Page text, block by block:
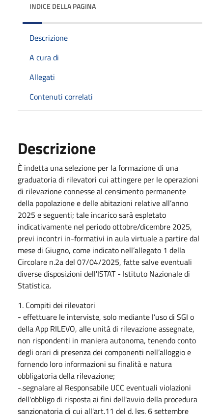
INDICE DELLA PAGINA
Descrizione
A cura di
Allegati
Contenuti correlati
Descrizione
È indetta una selezione per la formazione di una
graduatoria di rilevatori cui attingere per le operazioni
di rilevazione connesse al censimento permanente
della popolazione e delle abitazioni relative all’anno
2025 e seguenti; tale incarico sarà espletato
indicativamente nel periodo ottobre/dicembre 2025,
previ incontri in-formativi in aula virtuale a partire dal
mese di Giugno, come indicato nell’allegato 1 della
Circolare n.2a del 07/04/2025, fatte salve eventuali
diverse disposizioni dell'ISTAT - Istituto Nazionale di
Statistica.
1. Compiti dei rilevatori
- effettuare le interviste, solo mediante l’uso di SGI o
della App RILEVO, alle unità di rilevazione assegnate,
non rispondenti in maniera autonoma, tenendo conto
degli orari di presenza dei componenti nell’alloggio e
fornendo loro informazioni su finalità e natura
obbligatoria della rilevazione;
-.segnalare al Responsabile UCC eventuali violazioni
dell'obbligo di risposta ai fini dell'avvio della procedura
sanzionatoria di cui all'art.11 del d. lgs. 6 settembre